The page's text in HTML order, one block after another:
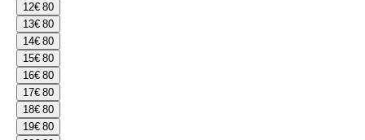
12€ 80
13€ 80
14€ 80
15€ 80
16€ 80
17€ 80
18€ 80
19€ 80